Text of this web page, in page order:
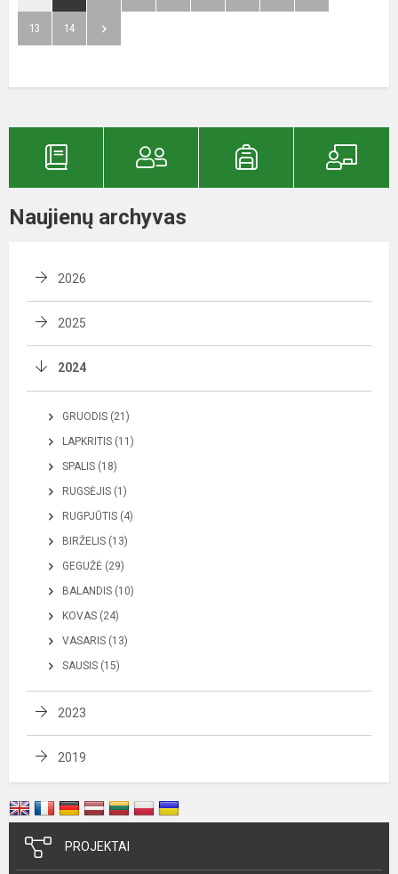
13 14
Naujienų archyvas
2026
2025
2024
GRUODIS (21)
LAPKRITIS (11)
SPALIS (18)
RUGSĖJIS (1)
RUGPJŪTIS (4)
BIRŽELIS (13)
GEGUŽĖ (29)
BALANDIS (10)
KOVAS (24)
VASARIS (13)
SAUSIS (15)
2023
2019
PROJEKTAI